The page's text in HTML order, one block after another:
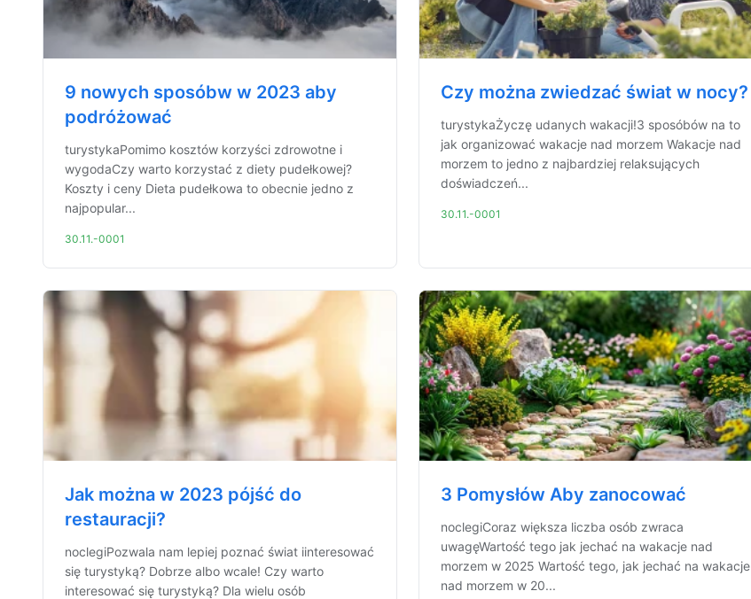
9 nowych sposóbw w 2023 aby
podróżować
turystykaPomimo kosztów korzyści zdrowotne i
wygodaCzy warto korzystać z diety pudełkowej?
Koszty i ceny Dieta pudełkowa to obecnie jedno z
najpopular...
30.11.-0001
Czy można zwiedzać świat w nocy?
turystykaŻyczę udanych wakacji!3 sposóbów na to
jak organizować wakacje nad morzem Wakacje nad
morzem to jedno z najbardziej relaksujących
doświadczeń...
30.11.-0001
Jak można w 2023 pójść do
restauracji?
noclegiPozwala nam lepiej poznać świat iinteresować
się turystyką? Dobrze albo wcale! Czy warto
interesować się turystyką? Dla wielu osób
3 Pomysłów Aby zanocować
noclegiCoraz większa liczba osób zwraca
uwagęWartość tego jak jechać na wakacje nad
morzem w 2025 Wartość tego, jak jechać na wakacje
nad morzem w 20...